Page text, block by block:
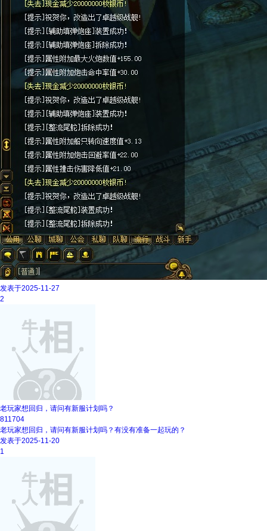
发表于2025-11-27
2
老玩家想回归，请问有新服计划吗？
811704
老玩家想回归，请问有新服计划吗？有没有准备一起玩的？
发表于2025-11-20
1